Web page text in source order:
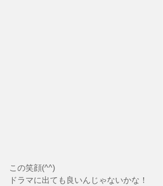
この笑顔(^^)
ドラマに出ても良いんじゃないかな！